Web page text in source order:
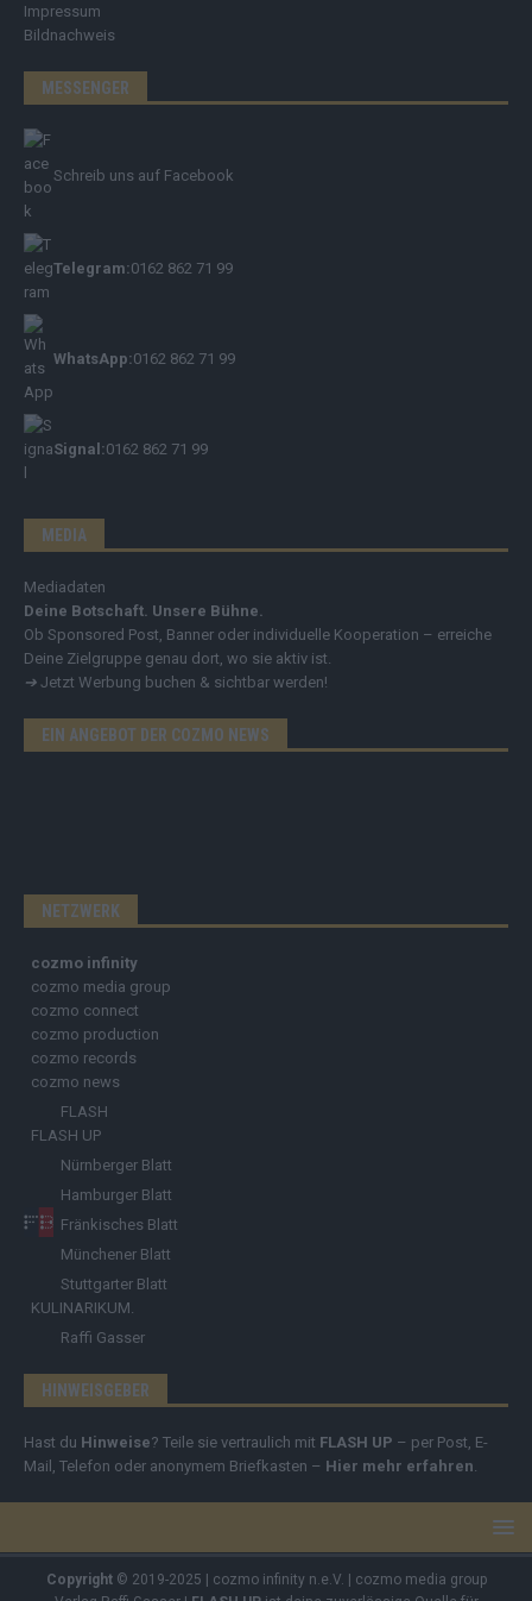
Impressum
Bildnachweis
MESSENGER
Schreib uns auf Facebook
Telegram:0162 862 71 99
WhatsApp:0162 862 71 99
Signal:0162 862 71 99
MEDIA
Mediadaten
Deine Botschaft. Unsere Bühne.
Ob Sponsored Post, Banner oder individuelle Kooperation – erreiche
Deine Zielgruppe genau dort, wo sie aktiv ist.
➔ Jetzt Werbung buchen & sichtbar werden!
EIN ANGEBOT DER COZMO NEWS
NETZWERK
cozmo infinity
cozmo media group
cozmo connect
cozmo production
cozmo records
cozmo news
FLASH
FLASH UP
Nürnberger Blatt
Hamburger Blatt
Fränkisches Blatt
Münchener Blatt
Stuttgarter Blatt
KULINARIKUM.
Raffi Gasser
HINWEISGEBER
Hast du Hinweise? Teile sie vertraulich mit FLASH UP – per Post, E-
Mail, Telefon oder anonymem Briefkasten – Hier mehr erfahren
Copyright© 2019-2025 | cozmo infinity n.e.V. | cozmo media group